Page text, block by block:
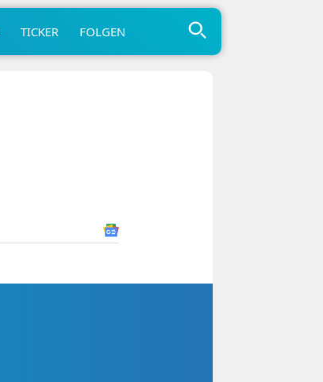
TICKER FOLGEN